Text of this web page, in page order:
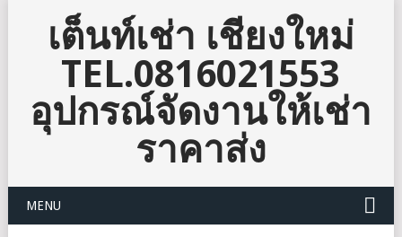
เต็นท์เช่า เชียงใหม่
TEL.0816021553
อุปกรณ์จัดงานให้เช่า
ราคาส่ง
MENU